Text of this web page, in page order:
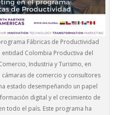
Fábricas de Productividad
Colombia Productiva del
Industria y Turismo, en
de comercio y consultores
estado desempeñando un papel
digital y el crecimiento de
todo el país. Este programa ha